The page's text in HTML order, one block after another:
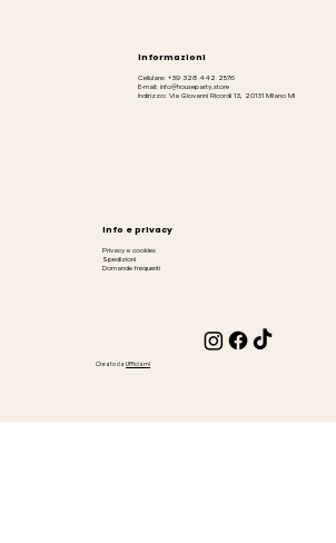
Informazioni
Cellulare: +39 328 442 2576
E-mail: info@houseparty.store
Indirizzo: Via Giovanni Ricordi 13, 20131 Milano MI
Info e privacy
Privacy e cookies
Spedizioni
Domande frequenti
Creato da Ufficiami